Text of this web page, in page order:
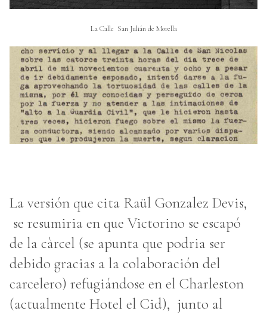
La Calle San Julián de Morella
La versión que cita Raül Gonzalez Devis,
se resumiria en que Victorino se escapó
de la càrcel (se apunta que podria ser
debido gracias a la colaboración del
carcelero) refugiándose en el Charleston
(actualmente Hotel el Cid), junto al